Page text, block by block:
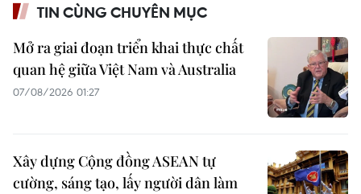
TIN CÙNG CHUYÊN MỤC
Mở ra giai đoạn triển khai thực chất
quan hệ giữa Việt Nam và Australia
07/08/2026 01:27
Xây dựng Cộng đồng ASEAN tự
cường, sáng tạo, lấy người dân làm